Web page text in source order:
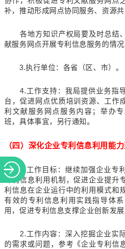
补，推动形成网点协同服务、资源共
各地方知识产权局要及时总结
献服务网点开展专利信息服务的情况
3.执行单位：各省（区、市）。
4.工作支持：我局提供业务指
台，促进网点优质培训资源、工作
利文献服务网点服务内容；举办
班，具体事宜，另行通知。
（四）深化企业专利信息利用能
1.工作目标：继续加强企业专利
专利信息利用机制，促进企业提升
利信息在企业运行中的利用模式和
有效的专利信息利用实践指导体
用，促进专利信息支撑企业创新发展
2.工作内容：深入挖掘企业实际
的需求或问题，参考《企业专利信